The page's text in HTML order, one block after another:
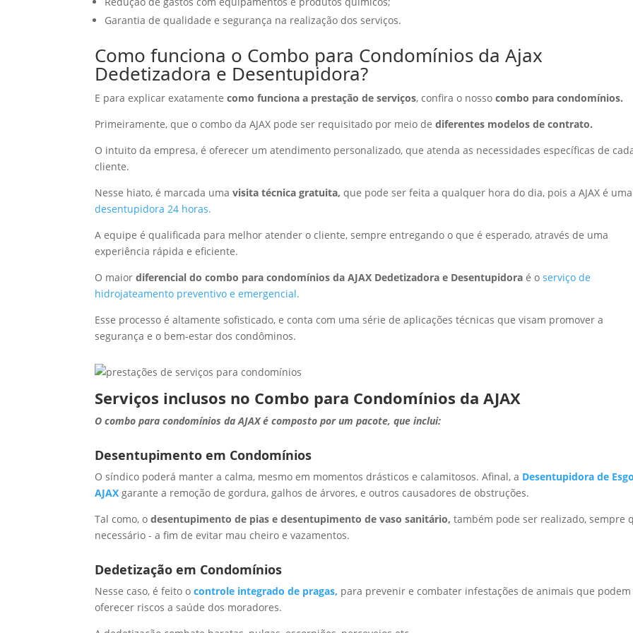
Garantia de qualidade e segurança na realização dos serviços.
Como funciona o Combo para Condomínios da Ajax
Dedetizadora e Desentupidora?
E para explicar exatamentecomo funciona a prestação de serviços, confira o nossocombo para condomínios.
Primeiramente, que o combo da AJAX pode ser requisitado por meio dediferentes modelos de contrato.
O intuito da empresa, é oferecer um atendimento personalizado, que atenda as necessidades específicas de
cliente.
Nesse hiato, é marcada umavisita técnica gratuita,que pode ser feita a qualquer hora do dia, pois a AJAX é uma
desentupidora 24 horas.
A equipe é qualificada para melhor atender o cliente, sempre entregando o que é esperado, através de uma
experiência rápida e eficiente.
O maiordiferencial do combo para condomínios da AJAX Dedetizadora e Desentupidoraé oserviço de
hidrojateamento preventivo e emergencial.
Esse processo é altamente sofisticado, e conta com uma série de aplicações técnicas que visam promover a
segurança e o bem-estar dos condôminos.
Serviços inclusos no Combo para Condomínios da AJAX
O combo para condomínios da AJAX é composto por um pacote, que inclui:
Desentupimento em Condomínios
O síndico poderá manter a calma, mesmo em momentos drásticos e calamitosos. Afinal, a Desentupidora de
AJAX garante a remoção de gordura, galhos de árvores, e outros causadores de obstruções.
Tal como, odesentupimento de pias e desentupimento de vaso sanitário, também pode ser realizado, sempre
necessário - a fim de evitar mau cheiro e vazamentos.
Dedetização em Condomínios
Nesse caso, é feito ocontrole integrado de pragas, para prevenir e combater infestações de animais que podem
oferecer riscos a saúde dos moradores.